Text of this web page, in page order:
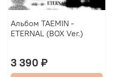
Альбом TAEMIN -
ETERNAL (BOX Ver.)
3 390 ₽